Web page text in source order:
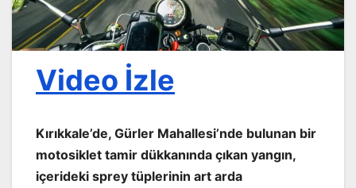
Video İzle
Kırıkkale’de, Gürler Mahallesi’nde bulunan bir
motosiklet tamir dükkanında çıkan yangın,
içerideki sprey tüplerinin art arda